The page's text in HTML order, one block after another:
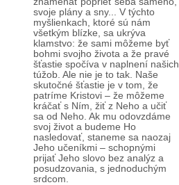
svoje plány a sny... V týchto
myšlienkach, ktoré sú nám
všetkým blízke, sa ukrýva
klamstvo: že sami môžeme byť
bohmi svojho života a že pravé
šťastie spočíva v naplnení našich
túžob. Ale nie je to tak. Naše
skutočné šťastie je v tom, že
patríme Kristovi – že môžeme
kráčať s Ním, žiť z Neho a učiť
sa od Neho. Ak mu odovzdáme
svoj život a budeme Ho
nasledovať, staneme sa naozaj
Jeho učeníkmi – schopnými
prijať Jeho slovo bez analýz a
posudzovania, s jednoduchým
srdcom.